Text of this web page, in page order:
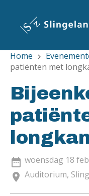
inhoud
gaan
Home chevron_right
patiënten met
date_range woensdag 18
location_on Auditorium,